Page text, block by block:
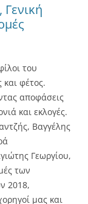
του
φέτος.
αποφάσεις
και εκλογές.
Βαγγέλης
Γεωργίου,
των
2018,
μας και